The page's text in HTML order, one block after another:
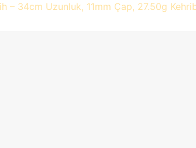
– 34cm Uzunluk, 11mm Çap, 27.50g